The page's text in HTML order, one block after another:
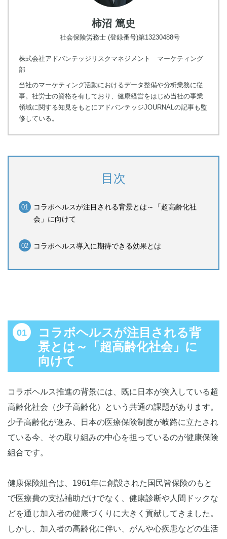
柿沼 篤史
社会保険労務士 (登録番号)第13230488号
株式会社アドバンテッジリスクマネジメント マーケティング
部
当社のマーケティング活動におけるデータ整備や分析業務に従
事。社労士の資格を有しており、健康経営をはじめ当社の事業
領域に関する知見をもとにアドバンテッジJOURNALの記事も監
修している。
目次
コラボヘルスが注目される背景とは～「超高齢化社
会」に向けて
コラボヘルス導入に期待できる効果とは
コラボヘルスが注目される背
景とは～「超高齢化社会」に
向けて
コラボヘルス推進の背景には、既に日本が突入している超
高齢化社会（少子高齢化）という共通の課題があります。
少子高齢化が進み、日本の医療保険制度が岐路に立たされ
ている今、その取り組みの中心を担っているのが健康保険
組合です。
健康保険組合は、1961年に創設された国民皆保険のもと
で医療費の支払補助だけでなく、健康診断や人間ドックな
どを通じ加入者の健康づくりに大きく貢献してきました。
しかし、加入者の高齢化に伴い、がんや心疾患などの生活